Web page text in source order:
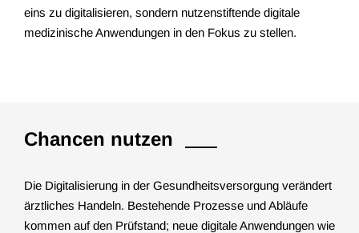
eins zu digitalisieren, sondern nutzenstiftende digitale
medizinische Anwendungen in den Fokus zu stellen.
Chancen nutzen
Die Digitalisierung in der Gesundheitsversorgung verändert
ärztliches Handeln. Bestehende Prozesse und Abläufe
kommen auf den Prüfstand; neue digitale Anwendungen wie